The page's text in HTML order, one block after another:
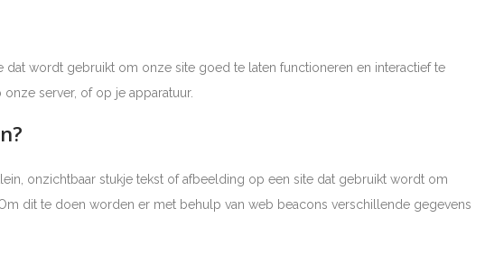
dat wordt gebruikt om onze site goed te laten functioneren en interactief te
server, of op je apparatuur.
onzichtbaar stukje tekst of afbeelding op een site dat gebruikt wordt om
dit te doen worden er met behulp van web beacons verschillende gegevens